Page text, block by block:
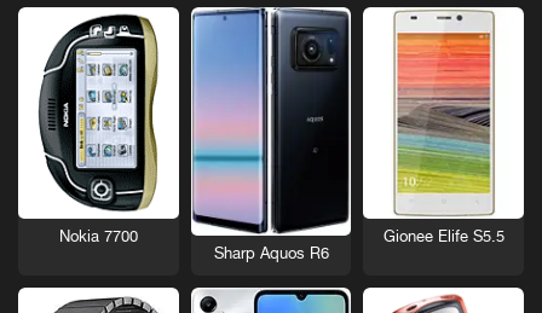
Gionee Elife S5.5
Sharp Aquos R6
Nokia 7700